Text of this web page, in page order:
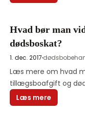
Hvad bør man
dødsboskat?
1. dec. 2017
Læs mere om hvad
tillægsboafgift og
Læs mere